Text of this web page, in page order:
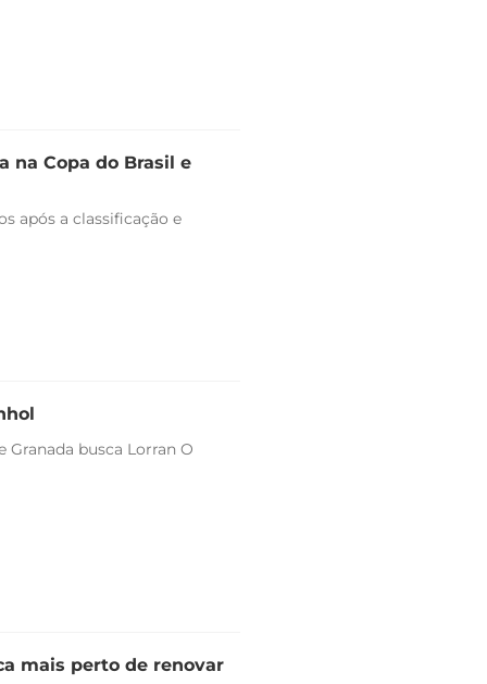
na Copa do Brasil e
após a classificação e
busca Lorran O
mais perto de renovar